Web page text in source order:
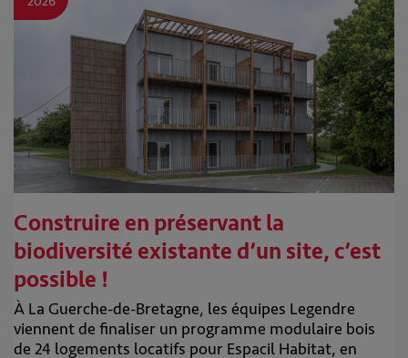
Construire en préservant la
biodiversité existante d’un site, c’est
possible !
À La Guerche-de-Bretagne, les équipes Legendre
viennent de finaliser un programme modulaire bois
de 24 logements locatifs pour Espacil Habitat, en